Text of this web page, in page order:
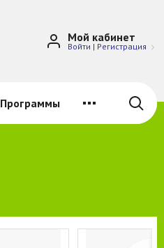
Мой кабинет
Войти | Регистрация
Программы